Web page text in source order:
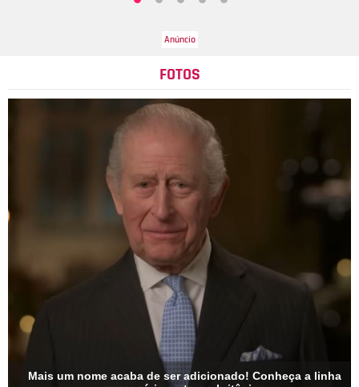
FOTOS
Mais um nome acaba de ser adicionado! Conheça a linha